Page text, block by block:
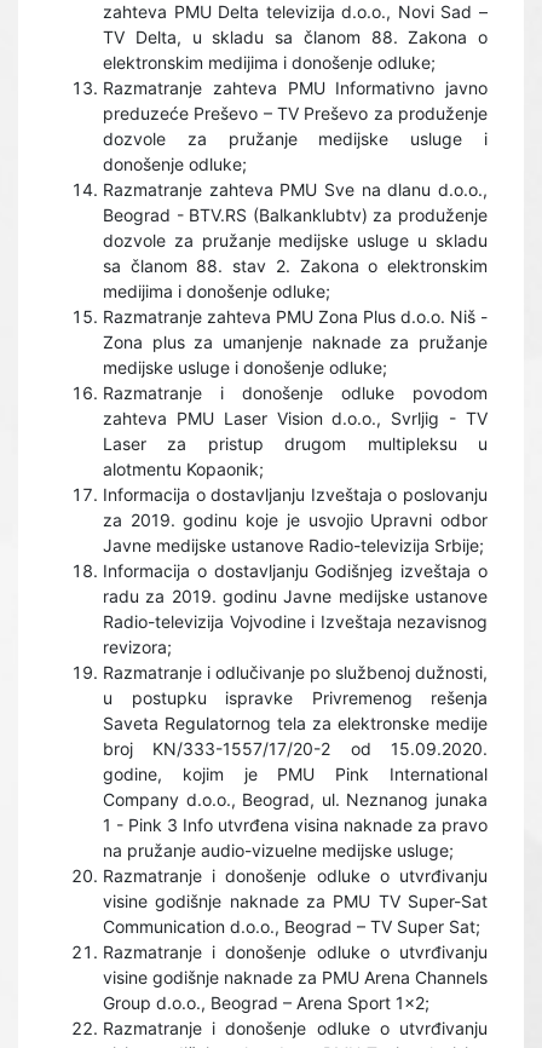
zahteva PMU Delta televizija d.o.o., Novi Sad –
TV Delta, u skladu sa članom 88. Zakona o
elektronskim medijima i donošenje odluke;
Razmatranje zahteva PMU Informativno javno
preduzeće Preševo – TV Preševo za produženje
dozvole za pružanje medijske usluge i
donošenje odluke;
Razmatranje zahteva PMU Sve na dlanu d.o.o.,
Beograd - BTV.RS (Balkanklubtv) za produženje
dozvole za pružanje medijske usluge u skladu
sa članom 88. stav 2. Zakona o elektronskim
medijima i donošenje odluke;
Razmatranje zahteva PMU Zona Plus d.o.o. Niš -
Zona plus za umanjenje naknade za pružanje
medijske usluge i donošenje odluke;
Razmatranje i donošenje odluke povodom
zahteva PMU Laser Vision d.o.o., Svrljig - TV
Laser za pristup drugom multipleksu u
alotmentu Kopaonik;
Informacija o dostavljanju Izveštaja o poslovanju
za 2019. godinu koje je usvojio Upravni odbor
Javne medijske ustanove Radio-televizija Srbije;
Informacija o dostavljanju Godišnjeg izveštaja o
radu za 2019. godinu Javne medijske ustanove
Radio-televizija Vojvodine i Izveštaja nezavisnog
revizora;
Razmatranje i odlučivanje po službenoj dužnosti,
u postupku ispravke Privremenog rešenja
Saveta Regulatornog tela za elektronske medije
broj KN/333-1557/17/20-2 od 15.09.2020.
godine, kojim je PMU Pink International
Company d.o.o., Beograd, ul. Neznanog junaka
1 - Pink 3 Info utvrđena visina naknade za pravo
na pružanje audio-vizuelne medijske usluge;
Razmatranje i donošenje odluke o utvrđivanju
visine godišnje naknade za PMU TV Super-Sat
Communication d.o.o., Beograd – TV Super Sat;
Razmatranje i donošenje odluke o utvrđivanju
visine godišnje naknade za PMU Arena Channels
Group d.o.o., Beograd – Arena Sport 1x2;
Razmatranje i donošenje odluke o utvrđivanju